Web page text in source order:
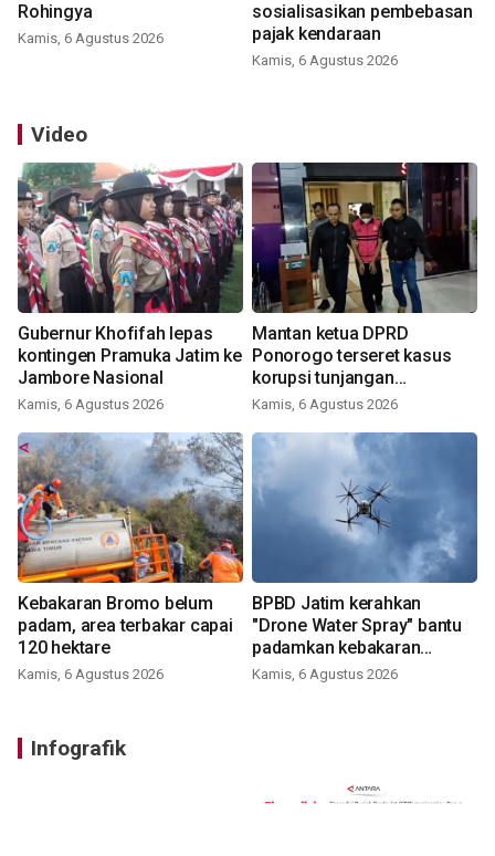
Rohingya
Kamis, 6 Agustus 2026
sosialisasikan pembebasan
pajak kendaraan
Kamis, 6 Agustus 2026
Video
Gubernur Khofifah lepas
kontingen Pramuka Jatim ke
Jambore Nasional
Kamis, 6 Agustus 2026
Mantan ketua DPRD
Ponorogo terseret kasus
korupsi tunjangan
perumahan
Kamis, 6 Agustus 2026
Kebakaran Bromo belum
padam, area terbakar capai
120 hektare
Kamis, 6 Agustus 2026
BPBD Jatim kerahkan
"Drone Water Spray" bantu
padamkan kebakaran
Bromo
Kamis, 6 Agustus 2026
Infografik